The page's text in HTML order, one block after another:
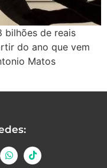
bilhões de reais
do ano que vem
Matos